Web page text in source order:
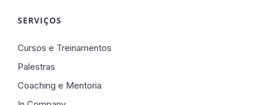
SERVIÇOS
Cursos e Treinamentos
Palestras
Coaching e Mentoria